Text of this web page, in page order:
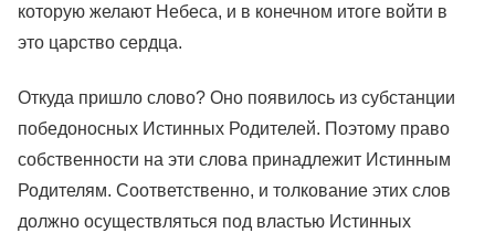
которую желают Небеса, и в конечном итоге войти в
это царство сердца.
Откуда пришло слово? Оно появилось из субстанции
победоносных Истинных Родителей. Поэтому право
собственности на эти слова принадлежит Истинным
Родителям. Соответственно, и толкование этих слов
должно осуществляться под властью Истинных